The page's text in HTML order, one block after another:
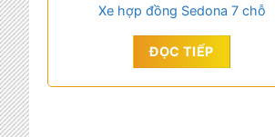
Xe hợp đồng Sedona 7 chỗ
ĐỌC TIẾP